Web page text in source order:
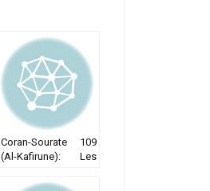
Coran-Sourate 109
(Al-Kafirune): Les